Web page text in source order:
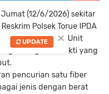
(12/6/2026) sekitar
Polsek Torue IPDA
bersama personel Unit
alat bukti yang
pencurian satu fiber
jenis dengan berat
×
UPDATE